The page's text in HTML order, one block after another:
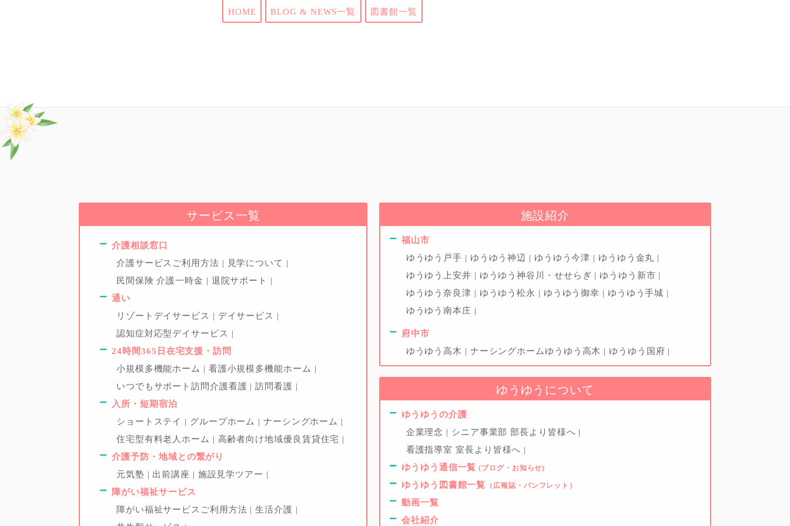
HOME BLOG & NEWS一覧 図書館一覧
サービス一覧
介護相談窓口
介護サービスご利用方法
見学について
民間保険 介護一時金
退院サポート
通い
リゾートデイサービス
デイサービス
認知症対応型デイサービス
24時間365日在宅支援・訪問
小規模多機能ホーム
看護小規模多機能ホーム
いつでもサポート訪問介護看護
訪問看護
入所・短期宿泊
ショートステイ
グループホーム
ナーシングホーム
住宅型有料老人ホーム
高齢者向け地域優良賃貸住宅
介護予防・地域との繋がり
元気塾
出前講座
施設見学ツアー
障がい福祉サービス
障がい福祉サービスご利用方法
生活介護
施設紹介
福山市
ゆうゆう戸手
ゆうゆう神辺 ゆうゆう今津
ゆうゆう金丸
ゆうゆう上安井
ゆうゆう神谷川・せせらぎ
ゆうゆう新市
ゆうゆう奈良津
ゆうゆう松永 ゆうゆう御幸
ゆうゆう手城
ゆうゆう南本庄
府中市
ゆうゆう高木
ナーシングホームゆうゆう高木 ゆうゆう国府
ゆうゆうについて
ゆうゆうの介護
企業理念
シニア事業部 部長より皆様へ
看護指導室 室長より皆様へ
ゆうゆう通信一覧 (ブログ・お知らせ)
ゆうゆう図書館一覧 （広報誌・パンフレット）
動画一覧
会社紹介